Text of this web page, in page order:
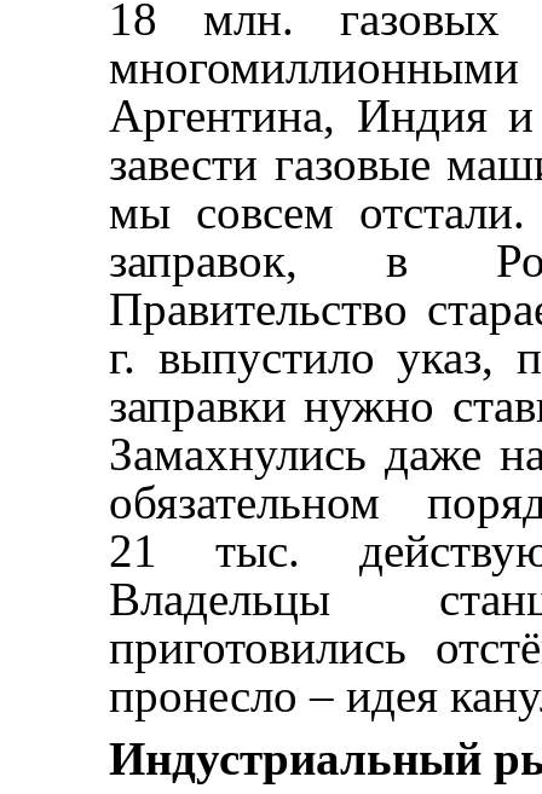
18 млн. газовых
Аргентина, Индия
завести газовые
мы совсем
заправок, в
Правительство
г. выпустило указ,
заправки нужно
Замахнулись даже
обязательном
21 тыс.
Владельцы
приготовились
пронесло – идея
Индустриальный